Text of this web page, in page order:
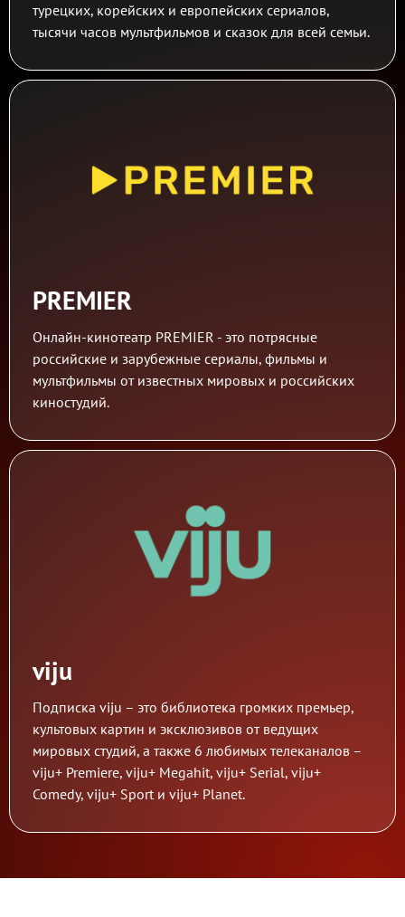
турецких, корейских и европейских сериалов,
тысячи часов мультфильмов и сказок для всей семьи.
PREMIER
Онлайн-кинотеатр PREMIER - это потрясные
российские и зарубежные сериалы, фильмы и
мультфильмы от известных мировых и российских
киностудий.
viju
Подписка viju – это библиотека громких премьер,
культовых картин и эксклюзивов от ведущих
мировых студий, а также 6 любимых телеканалов –
viju+ Premiere, viju+ Megahit, viju+ Serial, viju+
Comedy, viju+ Sport и viju+ Planet.